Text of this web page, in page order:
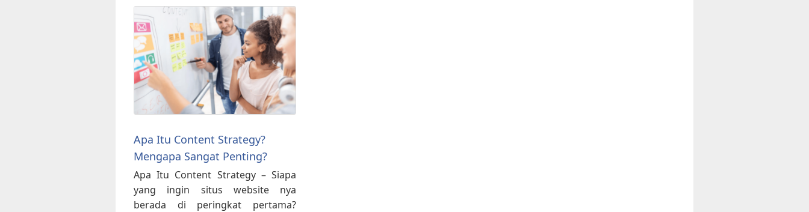
Apa Itu Content Strategy?
Mengapa Sangat Penting?
Apa Itu Content Strategy – Siapa
yang ingin situs website nya
berada di peringkat pertama?